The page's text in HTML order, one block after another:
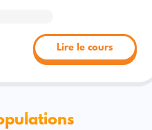
Lire le cours